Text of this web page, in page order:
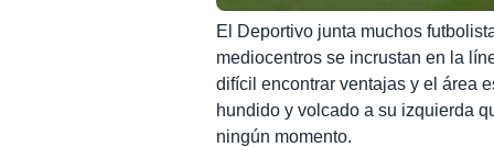
El Deportivo junta muchos
mediocentros se incrustan en la
difícil encontrar ventajas y el área
hundido y volcado a su izquierda
ningún momento.